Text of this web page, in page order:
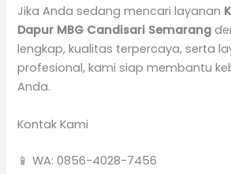
Jika Anda sedang mencari layanan
Dapur MBG Candisari Semarang
lengkap, kualitas terpercaya, serta
profesional, kami siap membantu
Anda.
Kontak Kami
📱 WA: 0856-4028-7456